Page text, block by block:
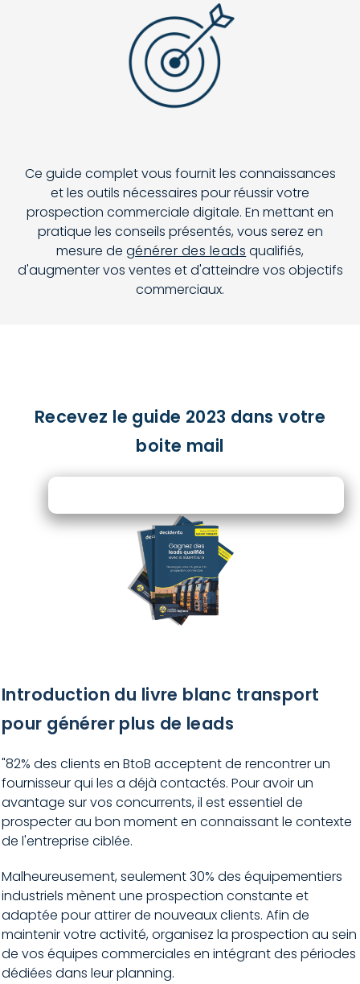
Ce guide complet vous fournit les connaissances
et les outils nécessaires pour réussir votre
prospection commerciale digitale. En mettant en
pratique les conseils présentés, vous serez en
mesure de générer des leads qualifiés,
d'augmenter vos ventes et d'atteindre vos objectifs
commerciaux.
Recevez le guide 2023 dans votre
boite mail
Introduction du livre blanc transport
pour générer plus de leads
"82% des clients en BtoB acceptent de rencontrer un
fournisseur qui les a déjà contactés. Pour avoir un
avantage sur vos concurrents, il est essentiel de
prospecter au bon moment en connaissant le contexte
de l'entreprise ciblée.
Malheureusement, seulement 30% des équipementiers
industriels mènent une prospection constante et
adaptée pour attirer de nouveaux clients. Afin de
maintenir votre activité, organisez la prospection au sein
de vos équipes commerciales en intégrant des périodes
dédiées dans leur planning.